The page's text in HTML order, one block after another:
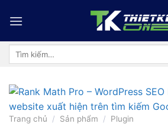
Tìm
Trang chủ / Sản phẩm / Plugin